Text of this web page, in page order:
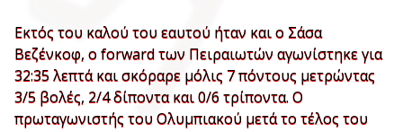
Εκτός του καλού του εαυτού ήταν και ο Σάσα
Βεζένκοφ, ο forward των Πειραιωτών αγωνίστηκε για
32:35 λεπτά και σκόραρε μόλις 7 πόντους μετρώντας
3/5 βολές, 2/4 δίποντα και 0/6 τρίποντα. Ο
πρωταγωνιστής του Ολυμπιακού μετά το τέλος του